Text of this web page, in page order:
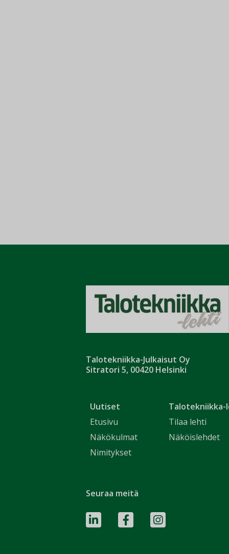
Talotekniikka-Julkaisut Oy
Sitratori 5, 00420 Helsinki
Uutiset
Etusivu
Näkökulmat
Nimitykset
Talotekniikka-
Tilaa lehti
Näköislehdet
Seuraa meitä